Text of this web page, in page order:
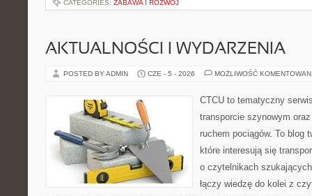
CATEGORIES: ZABAWA I ROZWÓJ
AKTUALNOŚCI I WYDARZENIA
POSTED BY ADMIN CZE - 5 - 2026 MOŻLIWOŚĆ
CTCU to tematyczny
transporcie szynowym
ruchem pociągów. To blog
które interesują się
o czytelnikach
łączy wiedzę do kolei z